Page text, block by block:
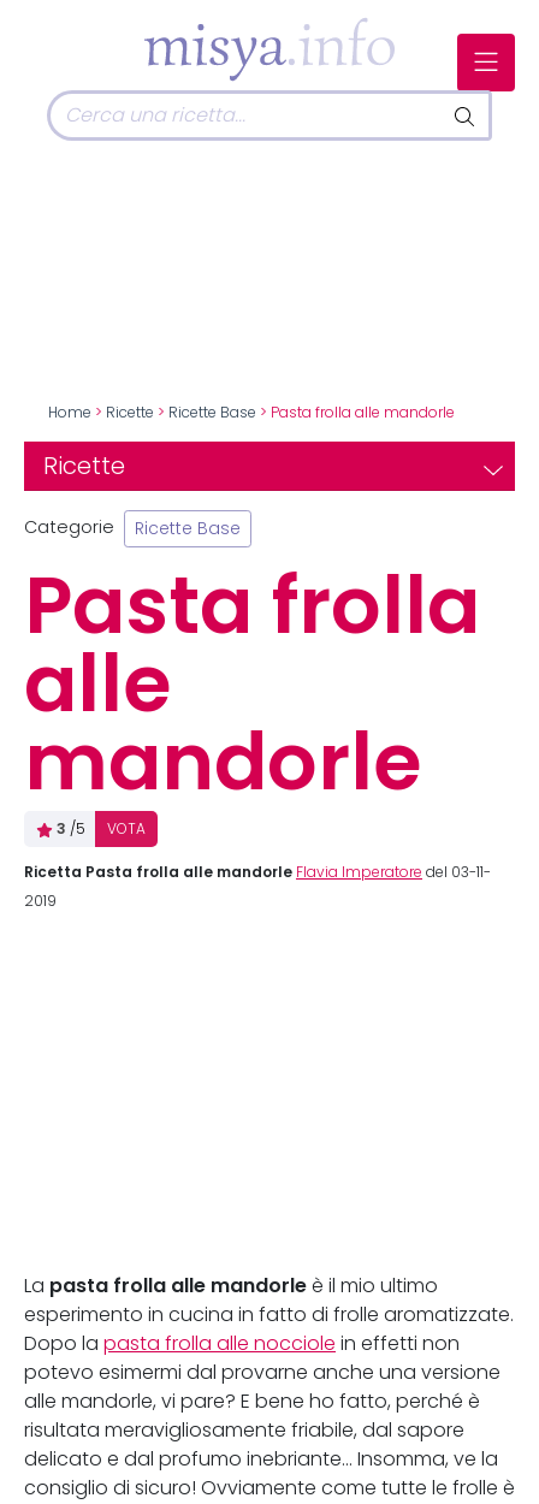
Home > Ricette > Ricette Base > Pasta frolla alle mandorle
Ricette
Categorie Ricette Base
Pasta frolla
alle
mandorle
3 /5 VOTA
Ricetta Pasta frolla alle mandorle Flavia Imperatore del 03-11-
2019
La pasta frolla alle mandorle è il mio ultimo
esperimento in cucina in fatto di frolle aromatizzate.
Dopo la pasta frolla alle nocciole in effetti non
potevo esimermi dal provarne anche una versione
alle mandorle, vi pare? E bene ho fatto, perché è
risultata meravigliosamente friabile, dal sapore
delicato e dal profumo inebriante... Insomma, ve la
consiglio di sicuro! Ovviamente come tutte le frolle è